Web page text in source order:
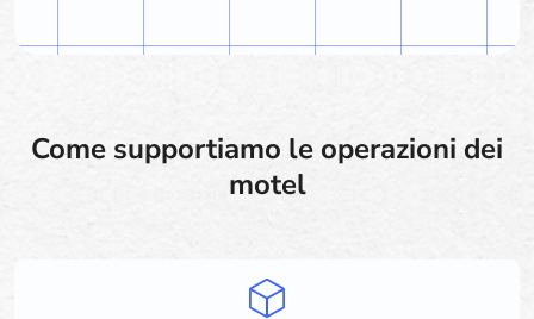
Come supportiamo le operazioni dei
motel